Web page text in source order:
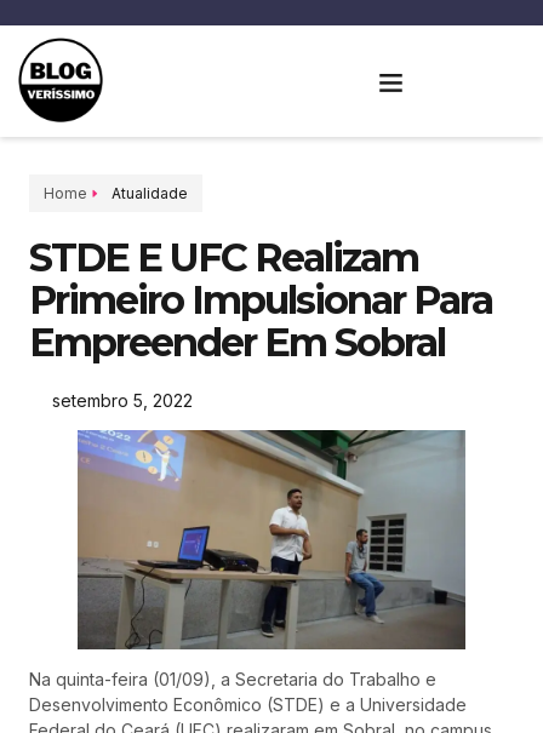
Home Atualidade
STDE E UFC Realizam
Primeiro Impulsionar Para
Empreender Em Sobral
setembro 5, 2022
Na quinta-feira (01/09), a Secretaria do Trabalho e
Desenvolvimento Econômico (STDE) e a Universidade